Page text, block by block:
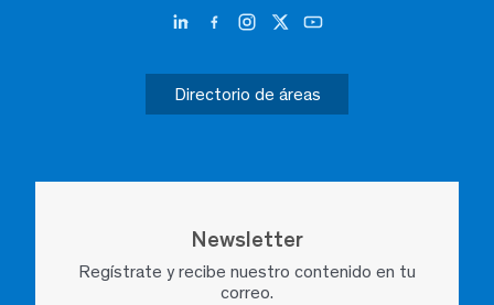
Directorio de áreas
Newsletter
Regístrate y recibe nuestro contenido en tu
correo.